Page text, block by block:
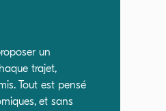
un
trajet,
Tout est pensé
et sans